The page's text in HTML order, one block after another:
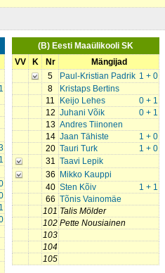
(B) Eesti Maaülikooli SK
VV
K Nr
Mängijad
5
1 + 0
Paul-Kristian Padrik
8
Kristaps Bertins
11
0 + 1
Keijo Lehes
12
0 + 1
Juhani Võik
13 Andres Tiinonen
14
1 + 0
Jaan Tähiste
20
1 + 0
Tauri Turk
31 Taavi Lepik
36
Mikko Kauppi
40
1 + 1
Sten Kõiv
66 Tõnis Vainomäe
101 Talis Mölder
102 Pette Nousiainen
103
104
105